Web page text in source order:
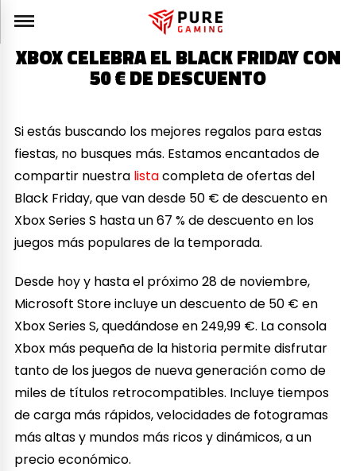
XBOX CELEBRA EL BLACK FRIDAY CON
50 € DE DESCUENTO
Si estás buscando los mejores regalos para estas
fiestas, no busques más. Estamos encantados de
compartir nuestra listacompleta de ofertas del
Black Friday, que van desde 50 € de descuento en
Xbox Series S hasta un 67 % de descuento en los
juegos más populares de la temporada.
Desde hoy y hasta el próximo 28 de noviembre,
Microsoft Store incluye un descuento de 50 € en
Xbox Series S, quedándose en 249,99 €. La consola
Xbox más pequeña de la historia permite disfrutar
tanto de los juegos de nueva generación como de
miles de títulos retrocompatibles. Incluye tiempos
de carga más rápidos, velocidades de fotogramas
más altas y mundos más ricos y dinámicos, a un
precio económico.